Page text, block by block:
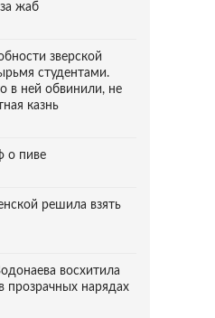
жаб
зверской
студентами.
в ней обвинили, не
казнь
о пиве
решила взять
восхитила
прозрачных нарядах